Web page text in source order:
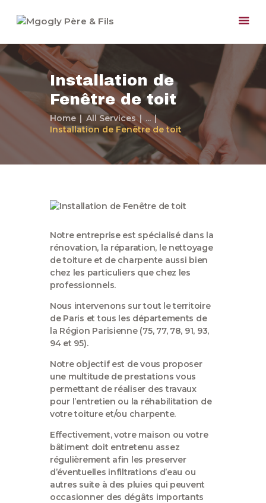
Installation de
Fenêtre de toit
Home All Services
...
Installation de Fenêtre de toit
Accueil
Paris et Région
Parisienne
Nos Travaux
Contactez-nous
Notre entreprise est spécialisé dans la
rénovation, la réparation, le nettoyage
de toiture et de charpente aussi bien
chez les particuliers que chez les
professionnels.
Nous intervenons sur tout le territoire
de Paris et tous les départements de
la Région Parisienne (75, 77, 78, 91, 93,
94 et 95).
Notre objectif est de vous proposer
une multitude de prestations vous
permettant de réaliser des travaux
pour l’entretien ou la réhabilitation de
votre toiture et/ou charpente.
Effectivement, votre maison ou votre
bâtiment doit entretenu assez
régulièrement afin les preserver
d’éventuelles infiltrations d’eau ou
autres suite à des pluies qui peuvent
occasionner des dégâts importants